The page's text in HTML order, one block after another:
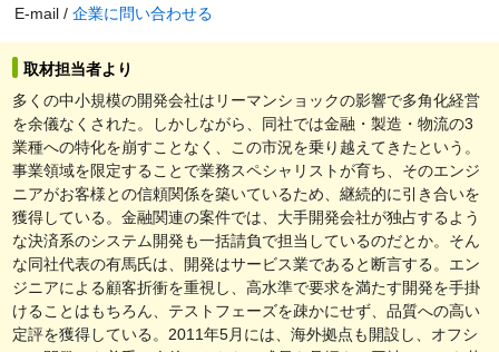
E-mail / 企業に問い合わせる
取材担当者より
多くの中小規模の開発会社はリーマンショックの影響で多角化経営
を余儀なくされた。しかしながら、同社では金融・製造・物流の3
業種への特化を崩すことなく、この市況を乗り越えてきたという。
事業領域を限定することで業務スペシャリストが育ち、そのエンジ
ニアがお客様との信頼関係を築いているため、継続的に引き合いを
獲得している。金融関連の案件では、大手開発会社が独占するよう
な決済系のシステム開発も一括請負で担当しているのだとか。そん
な同社代表の有馬氏は、開発はサービス業であると断言する。エン
ジニアによる顧客折衝を重視し、高水準で要求を満たす開発を手掛
けることはもちろん、テストフェーズを疎かにせず、品質への高い
定評を獲得している。2011年5月には、海外拠点も開設し、オフシ